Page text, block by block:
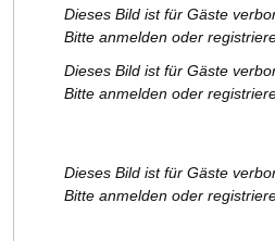
Dieses Bild ist für Gäste
Bitte anmelden oder
Dieses Bild ist für Gäste
Bitte anmelden oder
Dieses Bild ist für Gäste
Bitte anmelden oder